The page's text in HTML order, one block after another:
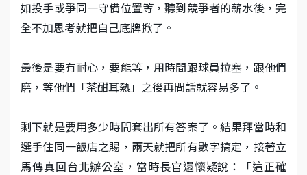
如投手或爭同一守備位置等，聽到競爭者的薪水後，完
全不加思考就把自己底牌掀了。
最後是要有耐心，要能等，用時間跟球員拉塞，跟他們
磨，等他們「茶酣耳熱」之後再問話就容易多了。
剩下就是要用多少時間套出所有答案了。結果拜當時和
選手住同一飯店之賜，兩天就把所有數字搞定，接著立
馬傳真回台北辦公室，當時長官還懷疑說：「這正確